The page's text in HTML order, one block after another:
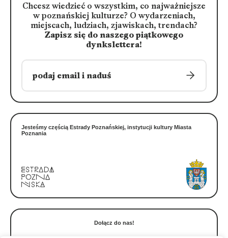
Chcesz wiedzieć o wszystkim, co najważniejsze
w poznańskiej kulturze? O wydarzeniach,
miejscach, ludziach, zjawiskach, trendach?
Zapisz się do naszego piątkowego
dynkslettera!
Jesteśmy częścią Estrady Poznańskiej, instytucji kultury Miasta
Poznania
Dołącz do nas!